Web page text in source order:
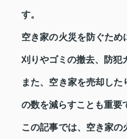
す。
空き家の火災を防ぐた
刈りやゴミの撤去、防犯
また、空き家を売却し
の数を減らすことも重要
この記事では、空き家